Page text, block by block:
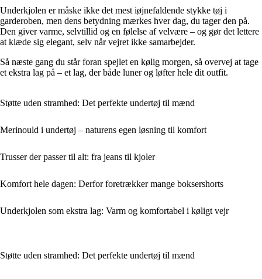
Underkjolen er måske ikke det mest iøjnefaldende stykke tøj i
garderoben, men dens betydning mærkes hver dag, du tager den på.
Den giver varme, selvtillid og en følelse af velvære – og gør det lettere
at klæde sig elegant, selv når vejret ikke samarbejder.
Så næste gang du står foran spejlet en kølig morgen, så overvej at tage
et ekstra lag på – et lag, der både luner og løfter hele dit outfit.
Støtte uden stramhed: Det perfekte undertøj til mænd
Merinould i undertøj – naturens egen løsning til komfort
Trusser der passer til alt: fra jeans til kjoler
Komfort hele dagen: Derfor foretrækker mange boksershorts
Underkjolen som ekstra lag: Varm og komfortabel i køligt vejr
Støtte uden stramhed: Det perfekte undertøj til mænd